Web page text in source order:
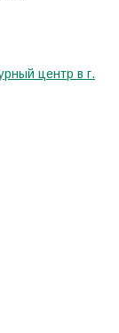
центр в г.